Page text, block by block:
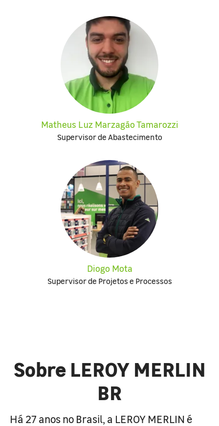
Matheus Luz Marzagão Tamarozzi
Supervisor de Abastecimento
Diogo Mota
Supervisor de Projetos e Processos
Sobre LEROY MERLIN
BR
Há 27 anos no Brasil, a LEROY MERLIN é